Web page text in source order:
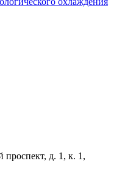
проспект, д. 1, к. 1,